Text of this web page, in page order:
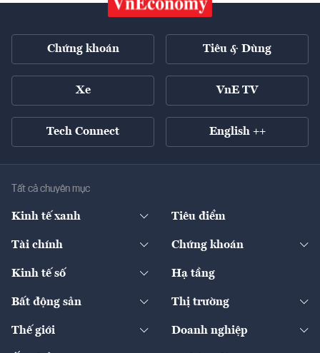
Chứng khoán Tiêu & Dùng
Xe VnE TV
Tech Connect English ++
Tất cả chuyên mục
Kinh tế xanh
Diễn đàn
Tiêu điểm
Tài chính
Ngân hàng
Bảo hiểm
Chứng khoán
Doanh nghiệp niêm yết
Kinh tế số
Sản phẩm - Thị trường
Hạ tầng
Bất động sản
Chính sách
Thị trường
Thế giới
Kinh tế
Doanh nghiệp